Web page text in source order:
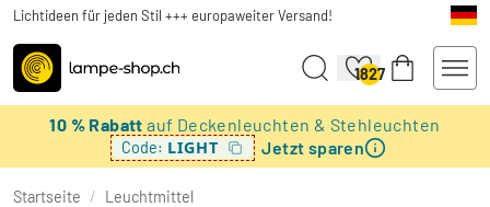
Lichtideen für jeden Stil +++ europaweiter Versand!
1827
10 % Rabattauf Deckenleuchten & Stehleuchten
Code: LIGHT Jetzt sparen
Startseite / Leuchtmittel